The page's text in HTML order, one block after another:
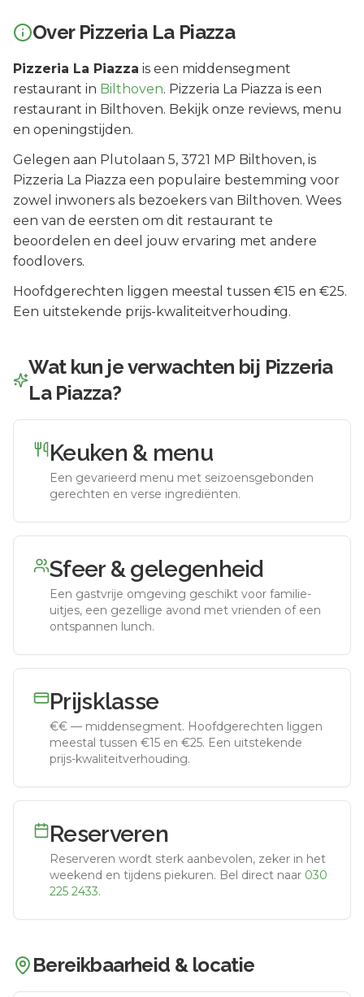
Over Pizzeria La Piazza
Pizzeria La Piazza is een middensegment
restaurant in Bilthoven. Pizzeria La Piazza is een
restaurant in Bilthoven. Bekijk onze reviews, menu
en openingstijden.
Gelegen aan Plutolaan 5, 3721 MP Bilthoven, is
Pizzeria La Piazza een populaire bestemming voor
zowel inwoners als bezoekers van Bilthoven. Wees
een van de eersten om dit restaurant te
beoordelen en deel jouw ervaring met andere
foodlovers.
Hoofdgerechten liggen meestal tussen €15 en €25.
Een uitstekende prijs-kwaliteitverhouding.
Wat kun je verwachten bij Pizzeria
La Piazza?
Keuken & menu
Een gevarieerd menu met seizoensgebonden
gerechten en verse ingrediënten.
Sfeer & gelegenheid
Een gastvrije omgeving geschikt voor familie-
uitjes, een gezellige avond met vrienden of een
ontspannen lunch.
Prijsklasse
€€ — middensegment. Hoofdgerechten liggen
meestal tussen €15 en €25. Een uitstekende
prijs-kwaliteitverhouding.
Reserveren
Reserveren wordt sterk aanbevolen, zeker in het
weekend en tijdens piekuren. Bel direct naar 030
225 2433.
Bereikbaarheid & locatie